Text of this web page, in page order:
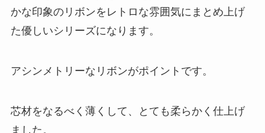
かな印象のリボンをレトロな雰囲気にまとめ上げ
た優しいシリーズになります。
アシンメトリーなリボンがポイントです。
芯材をなるべく薄くして、とても柔らかく仕上げ
ました。